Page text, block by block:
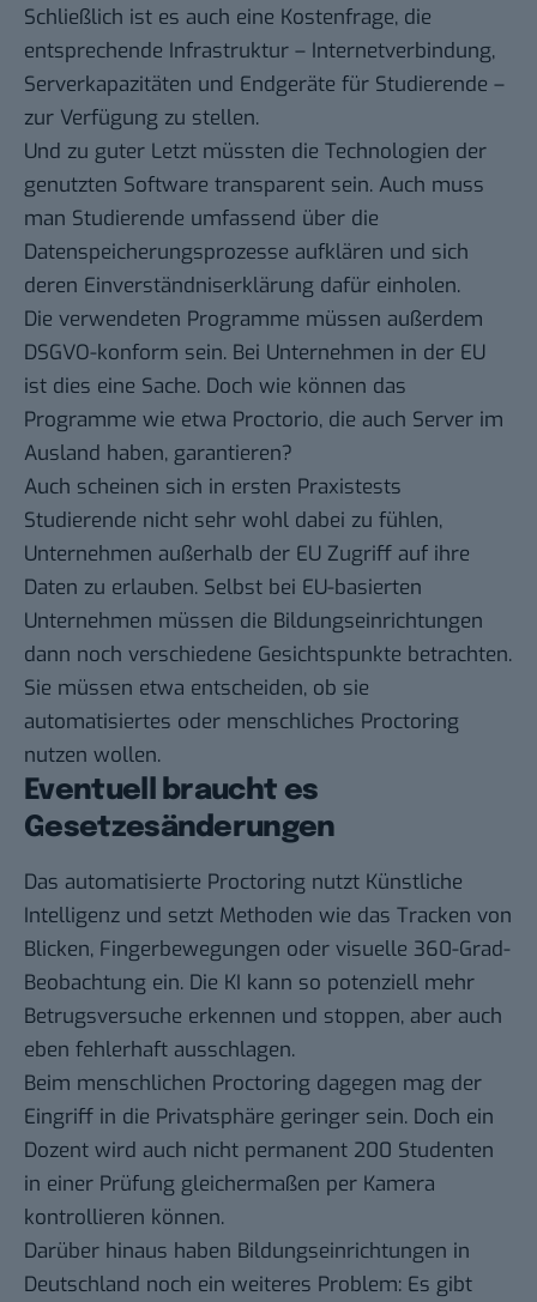
Schließlich ist es auch eine Kostenfrage, die
entsprechende Infrastruktur – Internetverbindung,
Serverkapazitäten und Endgeräte für Studierende –
zur Verfügung zu stellen.
Und zu guter Letzt müssten die Technologien der
genutzten Software transparent sein. Auch muss
man Studierende umfassend über die
Datenspeicherungsprozesse aufklären und sich
deren Einverständniserklärung dafür einholen.
Die verwendeten Programme müssen außerdem
DSGVO-konform sein. Bei Unternehmen in der EU
ist dies eine Sache. Doch wie können das
Programme wie etwa Proctorio, die auch Server im
Ausland haben, garantieren?
Auch scheinen sich in ersten Praxistests
Studierende nicht sehr wohl dabei zu fühlen,
Unternehmen außerhalb der EU Zugriff auf ihre
Daten zu erlauben. Selbst bei EU-basierten
Unternehmen müssen die Bildungseinrichtungen
dann noch verschiedene Gesichtspunkte betrachten.
Sie müssen etwa entscheiden, ob sie
automatisiertes oder menschliches Proctoring
nutzen wollen.
Eventuell braucht es
Gesetzesänderungen
Das automatisierte Proctoring nutzt Künstliche
Intelligenz und setzt Methoden wie das Tracken von
Blicken, Fingerbewegungen oder visuelle 360-Grad-
Beobachtung ein. Die KI kann so potenziell mehr
Betrugsversuche erkennen und stoppen, aber auch
eben fehlerhaft ausschlagen.
Beim menschlichen Proctoring dagegen mag der
Eingriff in die Privatsphäre geringer sein. Doch ein
Dozent wird auch nicht permanent 200 Studenten
in einer Prüfung gleichermaßen per Kamera
kontrollieren können.
Darüber hinaus haben Bildungseinrichtungen in
Deutschland noch ein weiteres Problem: Es gibt